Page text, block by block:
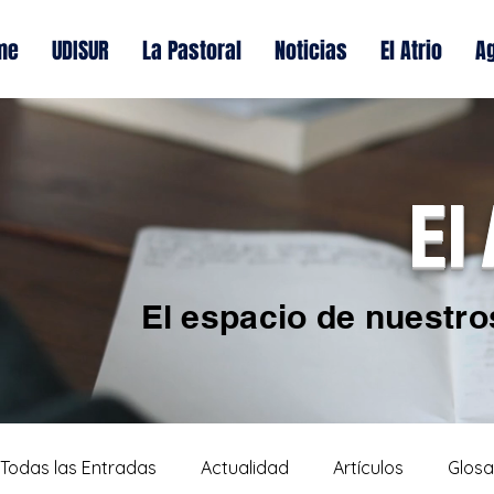
UDISUR La Pastoral Noticias El Atrio
El espacio de
Todas las Entradas Actualidad Artículos